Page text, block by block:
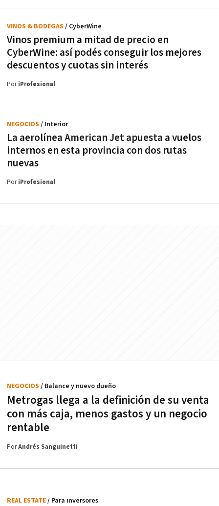
Vinos premium a mitad de precio en
CyberWine: así podés conseguir los mejores
descuentos y cuotas sin interés
VINOS & BODEGAS / CyberWine
PoriProfesional
La aerolínea American Jet apuesta a vuelos
internos en esta provincia con dos rutas
nuevas
NEGOCIOS / Interior
PoriProfesional
Metrogas llega a la definición de su venta
con más caja, menos gastos y un negocio
rentable
NEGOCIOS / Balance y nuevo dueño
PorAndrés Sanguinetti
REAL ESTATE/ Para inversores